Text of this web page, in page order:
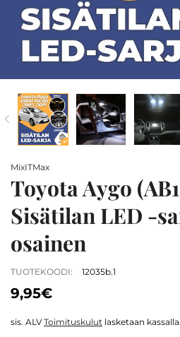
MixITMax
Toyota Aygo
Sisätilan LED -
osainen
TUOTEKOODI: 12035b.1
9,95€
sis. ALVToimituskulut lasketaan kassalla.